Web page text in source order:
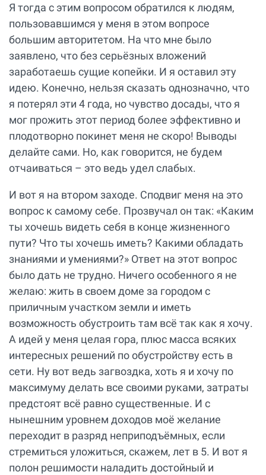
Я тогда с этим вопросом обратился к людям,
пользовавшимся у меня в этом вопросе
большим авторитетом. На что мне было
заявлено, что без серьёзных вложений
заработаешь сущие копейки. И я оставил эту
идею. Конечно, нельзя сказать однозначно, что
я потерял эти 4 года, но чувство досады, что я
мог прожить этот период более эффективно и
плодотворно покинет меня не скоро! Выводы
делайте сами. Но, как говорится, не будем
отчаиваться – это ведь удел слабых.
И вот я на втором заходе. Сподвиг меня на это
вопрос к самому себе. Прозвучал он так: «Каким
ты хочешь видеть себя в конце жизненного
пути? Что ты хочешь иметь? Какими обладать
знаниями и умениями?» Ответ на этот вопрос
было дать не трудно. Ничего особенного я не
желаю: жить в своем доме за городом с
приличным участком земли и иметь
возможность обустроить там всё так как я хочу.
А идей у меня целая гора, плюс масса всяких
интересных решений по обустройству есть в
сети. Ну вот ведь загвоздка, хоть я и хочу по
максимуму делать все своими руками, затраты
предстоят всё равно существенные. И с
нынешним уровнем доходов моё желание
переходит в разряд неприподъёмных, если
стремиться уложиться, скажем, лет в 5. И вот я
полон решимости наладить достойный и